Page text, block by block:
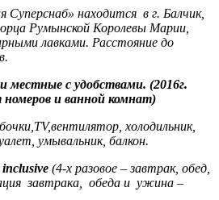
находится в г. Балчик,
Румынской Королевы Марии,
лавками. Расстояние до
местные с удобствами. (2016г.
номеров и ванной комнат)
TV,вентилятор, холодильник,
умывальник, балкон.
(4-х разовое – завтрак, обед,
завтрака, обеда и ужина –